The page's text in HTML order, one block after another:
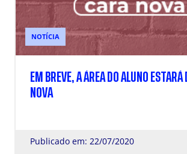
NOTÍCIA
EM BREVE, A ÁREA DO ALUNO ESTARÁ
NOVA
Publicado em: 22/07/2020